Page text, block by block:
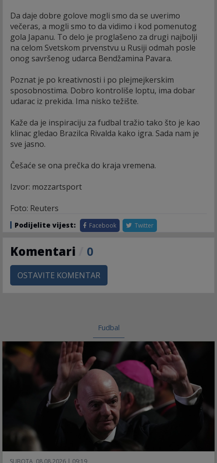
Da daje dobre golove mogli smo da se uverimo
večeras, a mogli smo to da vidimo i kod pomenutog
gola Japanu. To delo je proglašeno za drugi najbolji
na celom Svetskom prvenstvu u Rusiji odmah posle
onog savršenog udarca Bendžamina Pavara.
Poznat je po kreativnosti i po plejmejkerskim
sposobnostima. Dobro kontroliše loptu, ima dobar
udarac iz prekida. Ima nisko težište.
Kaže da je inspiraciju za fudbal tražio tako što je kao
klinac gledao Brazilca Rivalda kako igra. Sada nam je
sve jasno.
Češaće se ona prečka do kraja vremena.
Izvor: mozzartsport
Foto: Reuters
Podijelite vijest: Facebook Twitter
Komentari 0
OSTAVITE KOMENTAR
Fudbal
SUBOTA, 08.08.2026 | 09:19